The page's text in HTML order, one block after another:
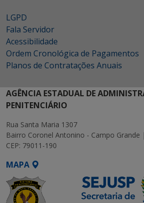
LGPD
Fala Servidor
Acessibilidade
Ordem Cronológica de Pagamentos
Planos de Contratações Anuais
AGÊNCIA ESTADUAL DE
PENITENCIÁRIO
Rua Santa Maria 1307
Bairro Coronel Antonino - Campo Grande
CEP: 79011-190
MAPA